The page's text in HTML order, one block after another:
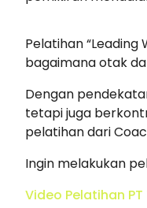
Pelatihan
bagaimana otak
Dengan
tetapi juga
pelatihan dari
Ingin melakukan
Video Pelatihan